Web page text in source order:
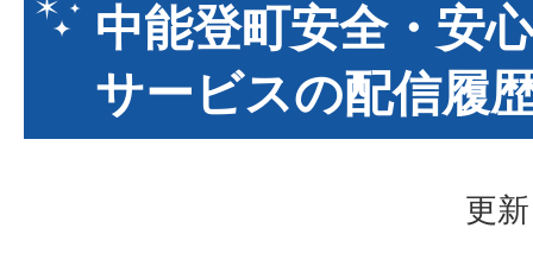
中能登町安全・安
サービスの配信履
更